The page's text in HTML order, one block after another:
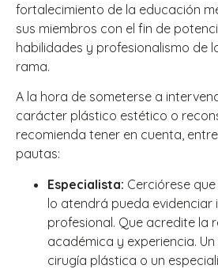
fortalecimiento de la educación
sus miembros con el fin de
habilidades y profesionalismo de
rama.
A la hora de someterse a
carácter plástico estético o
recomienda tener en cuenta,
pautas:
Especialista: Cerciórese
lo atendrá pueda evidenciar
profesional. Que acredite la
académica y experiencia.
cirugía plástica o un